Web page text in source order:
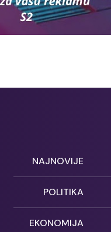
NAJNOVIJE
POLITIKA
EKONOMIJA